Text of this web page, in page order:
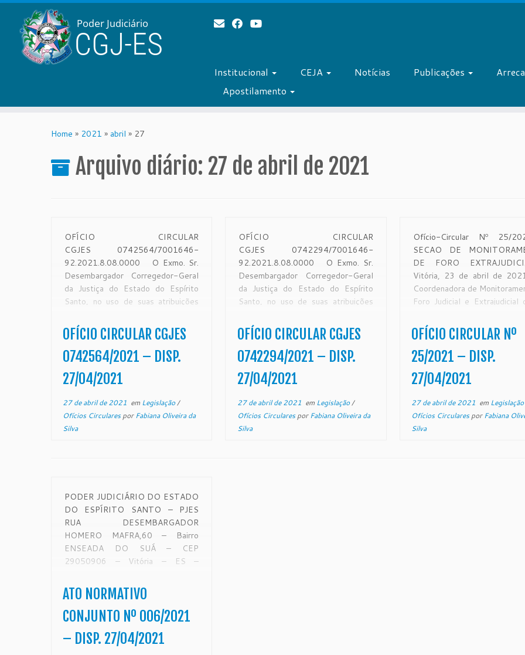
Institucional CEJA Notícias Publicações
Apostilamento
Home » 2021 » abril » 27
Arquivo diário: 27 de abril de 2021
OFÍCIO CIRCULAR
CGJES 0742564/7001646-
92.2021.8.08.0000 O Exmo. Sr.
Desembargador Corregedor-Geral
da Justiça do Estado do Espírito
Santo, no uso de suas atribuições
Corregedoria Geral da Justiça é
órgão de fiscalização, disciplina e
orientação administrativa, com
circunscrição em todo o Estado,
conforme art. 35 da Lei
OFÍCIO CIRCULAR CGJES
0742564/2021 – DISP.
27/04/2021
27 de abril de 2021 em Legislação/
Ofícios CircularesporFabiana Oliveira da
Silva
OFÍCIO CIRCULAR
CGJES 0742294/7001646-
92.2021.8.08.0000 O Exmo. Sr.
Desembargador Corregedor-Geral
da Justiça do Estado do Espírito
Santo, no uso de suas atribuições
Corregedoria Geral da Justiça é
órgão de fiscalização, disciplina e
orientação administrativa, com
circunscrição em todo o Estado,
conforme art. 35 da Lei
OFÍCIO CIRCULAR CGJES
0742294/2021 – DISP.
27/04/2021
27 de abril de 2021 em Legislação/
Ofícios CircularesporFabiana Oliveira da
Silva
Ofício-Circular Nº 25/
SECAO DE
DE FORO
Vitória, 23 de abril de
Coordenadora de
Foro Judicial e Extrajudicial
Estado do Espírito Santo, no
suas atribuições
CONSIDERANDO
Corregedoria Geral da Justiça
OFÍCIO CIRCULAR Nº
25/2021 – DISP.
27/04/2021
27 de abril de 2021 em Legislação
Ofícios CircularesporFabiana
Silva
PODER JUDICIÁRIO DO ESTADO
DO ESPÍRITO SANTO – PJES
RUA DESEMBARGADOR
HOMERO MAFRA,60 – Bairro
ENSEADA DO SUÁ – CEP
29050906 – Vitória – ES –
Conjunto 006/2021 Considerando
o Ato Normativo Conjunto
004/2021, de 18 de março de
2021, através do qual as medidas
protetivas em vigor ou […]
ATO NORMATIVO
CONJUNTO Nº 006/2021
– DISP. 27/04/2021